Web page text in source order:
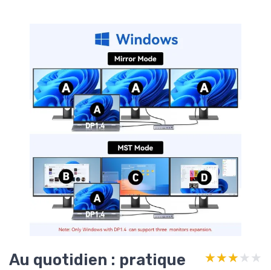
Au quotidien : pratique
★★★★★
★★★★★